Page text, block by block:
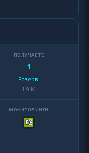
1
Резерв:
1,9 M